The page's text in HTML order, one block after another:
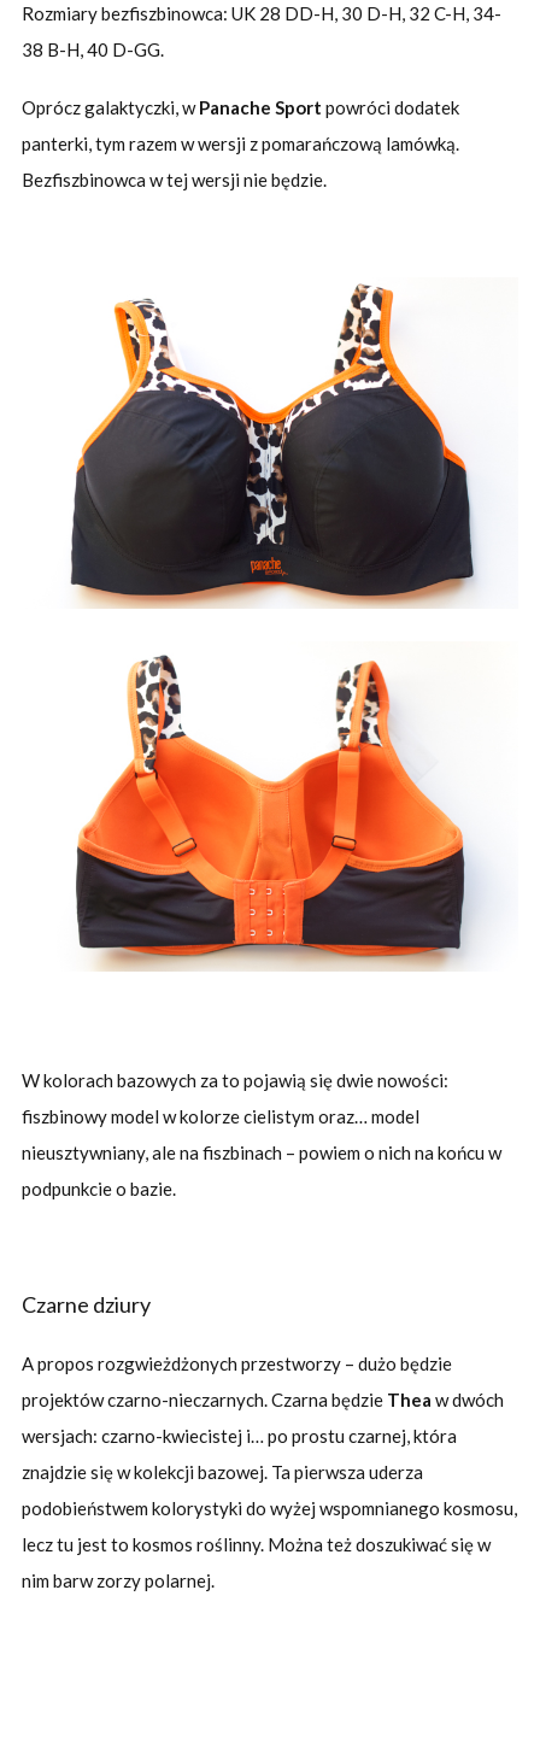
Rozmiary bezfiszbinowca: UK 28 DD-H, 30 D-H, 32 C-H, 34-
38 B-H, 40 D-GG.
Oprócz galaktyczki, wPanache Sport powróci dodatek
panterki, tym razem w wersji z pomarańczową lamówką.
Bezfiszbinowca w tej wersji nie będzie.
W kolorach bazowych za to pojawią się dwie nowości:
fiszbinowy model w kolorze cielistym oraz… model
nieusztywniany, ale na fiszbinach – powiem o nich na końcu w
podpunkcie o bazie.
Czarne dziury
A propos rozgwieżdżonych przestworzy – dużo będzie
projektów czarno-nieczarnych. Czarna będzie Thea w dwóch
wersjach: czarno-kwiecistej i… po prostu czarnej, która
znajdzie się w kolekcji bazowej. Ta pierwsza uderza
podobieństwem kolorystyki do wyżej wspomnianego kosmosu,
lecz tu jest to kosmos roślinny. Można też doszukiwać się w
nim barw zorzy polarnej.